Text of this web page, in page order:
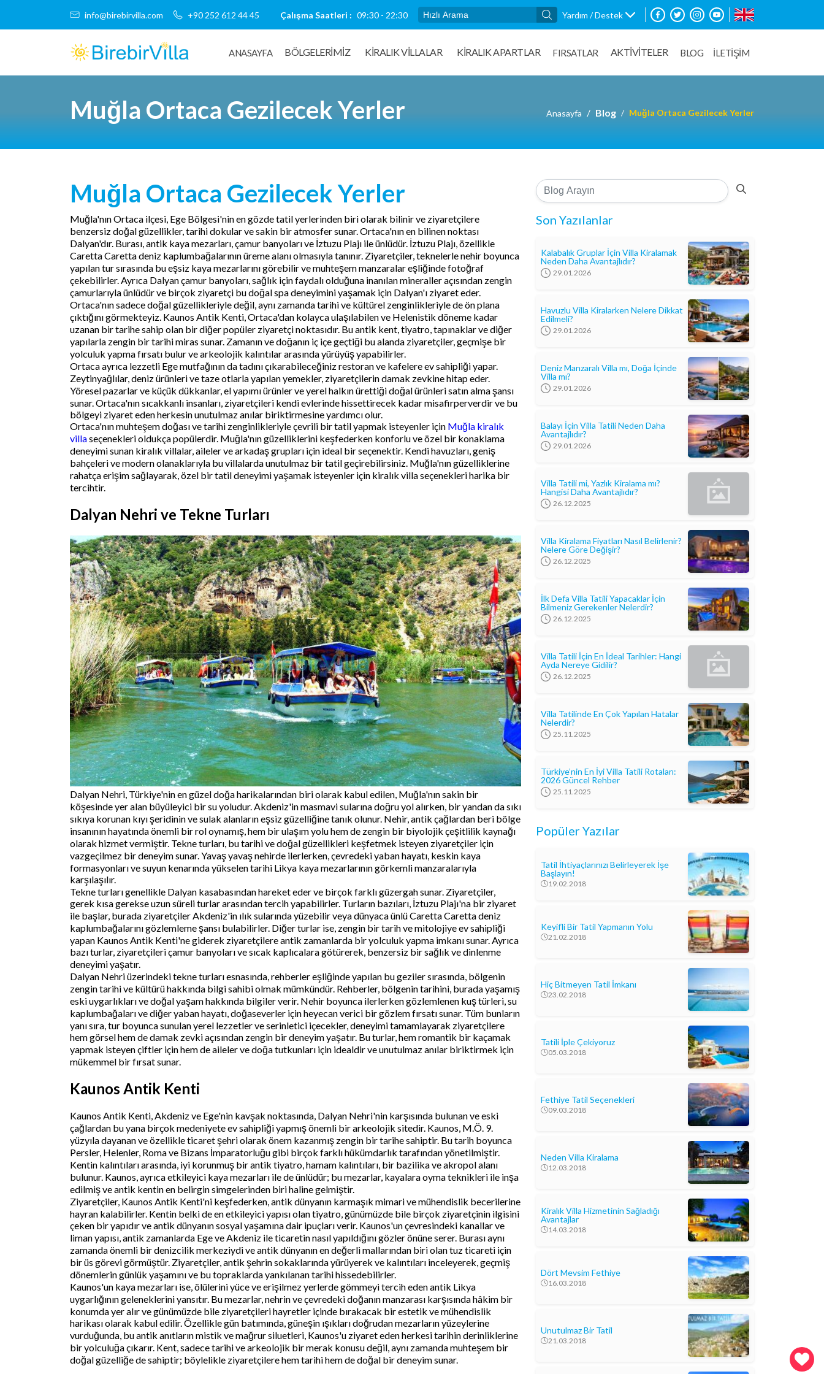
info@birebirvilla.com +90 252 612 44 45 Çalışma Saatleri : 09:30 - 22:30 Yardım / Destek
ANASAYFA BÖLGELERİMİZ KIRALIK VILLALAR KİRALIK APARTLAR FIRSATLAR AKTİVİTELER BLOG İLETİŞİM
Muğla Ortaca Gezilecek Yerler Anasayfa Blog Muğla Ortaca Gezilecek Yerler
Muğla Ortaca Gezilecek Yerler
Muğla'nın Ortaca ilçesi, Ege Bölgesi'nin en gözde tatil yerlerinden biri olarak bilinir ve ziyaretçilere
benzersiz doğal güzellikler, tarihi dokular ve sakin bir atmosfer sunar. Ortaca'nın en bilinen noktası
Dalyan'dır. Burası, antik kaya mezarları, çamur banyoları ve İztuzu Plajı ile ünlüdür. İztuzu Plajı, özellikle
Caretta Caretta deniz kaplumbağalarının üreme alanı olmasıyla tanınır. Ziyaretçiler, teknelerle nehir boyunca
yapılan tur sırasında bu eşsiz kaya mezarlarını görebilir ve muhteşem manzaralar eşliğinde fotoğraf
çekebilirler. Ayrıca Dalyan çamur banyoları, sağlık için faydalı olduğuna inanılan mineraller açısından zengin
çamurlarıyla ünlüdür ve birçok ziyaretçi bu doğal spa deneyimini yaşamak için Dalyan'ı ziyaret eder.
Ortaca'nın sadece doğal güzellikleriyle değil, aynı zamanda tarihi ve kültürel zenginlikleriyle de ön plana
çıktığını görmekteyiz. Kaunos Antik Kenti, Ortaca'dan kolayca ulaşılabilen ve Helenistik döneme kadar
uzanan bir tarihe sahip olan bir diğer popüler ziyaretçi noktasıdır. Bu antik kent, tiyatro, tapınaklar ve diğer
yapılarla zengin bir tarihi miras sunar. Zamanın ve doğanın iç içe geçtiği bu alanda ziyaretçiler, geçmişe bir
yolculuk yapma fırsatı bulur ve arkeolojik kalıntılar arasında yürüyüş yapabilirler.
Ortaca ayrıca lezzetli Ege mutfağının da tadını çıkarabileceğiniz restoran ve kafelere ev sahipliği yapar.
Zeytinyağlılar, deniz ürünleri ve taze otlarla yapılan yemekler, ziyaretçilerin damak zevkine hitap eder.
Yöresel pazarlar ve küçük dükkanlar, el yapımı ürünler ve yerel halkın ürettiği doğal ürünleri satın alma şansı
sunar. Ortaca'nın sıcakkanlı insanları, ziyaretçileri kendi evlerinde hissettirecek kadar misafirperverdir ve bu
bölgeyi ziyaret eden herkesin unutulmaz anılar biriktirmesine yardımcı olur.
Ortaca'nın muhteşem doğası ve tarihi zenginlikleriyle çevrili bir tatil yapmak isteyenler için Muğla kiralık
villaseçenekleri oldukça popülerdir. Muğla'nın güzelliklerini keşfederken konforlu ve özel bir konaklama
deneyimi sunan kiralık villalar, aileler ve arkadaş grupları için ideal bir seçenektir. Kendi havuzları, geniş
bahçeleri ve modern olanaklarıyla bu villalarda unutulmaz bir tatil geçirebilirsiniz. Muğla'nın güzelliklerine
rahatça erişim sağlayarak, özel bir tatil deneyimi yaşamak isteyenler için kiralık villa seçenekleri harika bir
tercihtir.
Dalyan Nehri ve Tekne Turları
Dalyan Nehri, Türkiye'nin en güzel doğa harikalarından biri olarak kabul edilen, Muğla'nın sakin bir
köşesinde yer alan büyüleyici bir su yoludur. Akdeniz'in masmavi sularına doğru yol alırken, bir yandan da sıkı
sıkıya korunan kıyı şeridinin ve sulak alanların eşsiz güzelliğine tanık olunur. Nehir, antik çağlardan beri bölge
insanının hayatında önemli bir rol oynamış, hem bir ulaşım yolu hem de zengin bir biyolojik çeşitlilik kaynağı
olarak hizmet vermiştir. Tekne turları, bu tarihi ve doğal güzellikleri keşfetmek isteyen ziyaretçiler için
vazgeçilmez bir deneyim sunar. Yavaş yavaş nehirde ilerlerken, çevredeki yaban hayatı, keskin kaya
formasyonları ve suyun kenarında yükselen tarihi Likya kaya mezarlarının görkemli manzaralarıyla
karşılaşılır.
Tekne turları genellikle Dalyan kasabasından hareket eder ve birçok farklı güzergah sunar. Ziyaretçiler,
gerek kısa gerekse uzun süreli turlar arasından tercih yapabilirler. Turların bazıları, İztuzu Plajı'na bir ziyaret
ile başlar, burada ziyaretçiler Akdeniz'in ılık sularında yüzebilir veya dünyaca ünlü Caretta Caretta deniz
kaplumbağalarını gözlemleme şansı bulabilirler. Diğer turlar ise, zengin bir tarih ve mitolojiye ev sahipliği
yapan Kaunos Antik Kenti'ne giderek ziyaretçilere antik zamanlarda bir yolculuk yapma imkanı sunar. Ayrıca
bazı turlar, ziyaretçileri çamur banyoları ve sıcak kaplıcalara götürerek, benzersiz bir sağlık ve dinlenme
deneyimi yaşatır.
Dalyan Nehri üzerindeki tekne turları esnasında, rehberler eşliğinde yapılan bu geziler sırasında, bölgenin
zengin tarihi ve kültürü hakkında bilgi sahibi olmak mümkündür. Rehberler, bölgenin tarihini, burada yaşamış
eski uygarlıkları ve doğal yaşam hakkında bilgiler verir. Nehir boyunca ilerlerken gözlemlenen kuş türleri, su
kaplumbağaları ve diğer yaban hayatı, doğaseverler için heyecan verici bir gözlem fırsatı sunar. Tüm bunların
yanı sıra, tur boyunca sunulan yerel lezzetler ve serinletici içecekler, deneyimi tamamlayarak ziyaretçilere
hem görsel hem de damak zevki açısından zengin bir deneyim yaşatır. Bu turlar, hem romantik bir kaçamak
yapmak isteyen çiftler için hem de aileler ve doğa tutkunları için idealdir ve unutulmaz anılar biriktirmek için
mükemmel bir fırsat sunar.
Kaunos Antik Kenti
Kaunos Antik Kenti, Akdeniz ve Ege'nin kavşak noktasında, Dalyan Nehri'nin karşısında bulunan ve eski
çağlardan bu yana birçok medeniyete ev sahipliği yapmış önemli bir arkeolojik sitedir. Kaunos, M.Ö. 9.
yüzyıla dayanan ve özellikle ticaret şehri olarak önem kazanmış zengin bir tarihe sahiptir. Bu tarih boyunca
Persler, Helenler, Roma ve Bizans İmparatorluğu gibi birçok farklı hükümdarlık tarafından yönetilmiştir.
Kentin kalıntıları arasında, iyi korunmuş bir antik tiyatro, hamam kalıntıları, bir bazilika ve akropol alanı
bulunur. Kaunos, ayrıca etkileyici kaya mezarları ile de ünlüdür; bu mezarlar, kayalara oyma teknikleri ile inşa
edilmiş ve antik kentin en belirgin simgelerinden biri haline gelmiştir.
Ziyaretçiler, Kaunos Antik Kenti'ni keşfederken, antik dünyanın karmaşık mimari ve mühendislik becerilerine
hayran kalabilirler. Kentin belki de en etkileyici yapısı olan tiyatro, günümüzde bile birçok ziyaretçinin ilgisini
çeken bir yapıdır ve antik dünyanın sosyal yaşamına dair ipuçları verir. Kaunos'un çevresindeki kanallar ve
liman yapısı, antik zamanlarda Ege ve Akdeniz ile ticaretin nasıl yapıldığını gözler önüne serer. Burası aynı
zamanda önemli bir denizcilik merkeziydi ve antik dünyanın en değerli mallarından biri olan tuz ticareti için
bir üs görevi görmüştür. Ziyaretçiler, antik şehrin sokaklarında yürüyerek ve kalıntıları inceleyerek, geçmiş
dönemlerin günlük yaşamını ve bu topraklarda yankılanan tarihi hissedebilirler.
Kaunos'un kaya mezarları ise, ölülerini yüce ve erişilmez yerlerde gömmeyi tercih eden antik Likya
uygarlığının geleneklerini yansıtır. Bu mezarlar, nehrin ve çevredeki doğanın manzarası karşısında hâkim bir
konumda yer alır ve günümüzde bile ziyaretçileri hayretler içinde bırakacak bir estetik ve mühendislik
harikası olarak kabul edilir. Özellikle gün batımında, güneşin ışıkları doğrudan mezarların yüzeylerine
vurduğunda, bu antik anıtların mistik ve mağrur siluetleri, Kaunos'u ziyaret eden herkesi tarihin derinliklerine
bir yolculuğa çıkarır. Kent, sadece tarihi ve arkeolojik bir merak konusu değil, aynı zamanda muhteşem bir
doğal güzelliğe de sahiptir; böylelikle ziyaretçilere hem tarihi hem de doğal bir deneyim sunar.
Son Yazılanlar
Kalabalık Gruplar İçin Villa Kiralamak
Neden Daha Avantajlıdır?
29.01.2026
Havuzlu Villa Kiralarken Nelere Dikkat
Edilmeli?
29.01.2026
Deniz Manzaralı Villa mı, Doğa İçinde
Villa mı?
29.01.2026
Balayı İçin Villa Tatili Neden Daha
Avantajlıdır?
29.01.2026
Villa Tatili mi, Yazlık Kiralama mı?
Hangisi Daha Avantajlıdır?
26.12.2025
Villa Kiralama Fiyatları Nasıl Belirlenir?
Nelere Göre Değişir?
26.12.2025
İlk Defa Villa Tatili Yapacaklar İçin
Bilmeniz Gerekenler Nelerdir?
26.12.2025
Villa Tatili İçin En İdeal Tarihler: Hangi
Ayda Nereye Gidilir?
26.12.2025
Villa Tatilinde En Çok Yapılan Hatalar
Nelerdir?
25.11.2025
Türkiye’nin En İyi Villa Tatili Rotaları:
2026 Güncel Rehber
25.11.2025
Popüler Yazılar
Tatil İhtiyaçlarınızı Belirleyerek İşe
Başlayın!
19.02.2018
Keyifli Bir Tatil Yapmanın Yolu
21.02.2018
Hiç Bitmeyen Tatil İmkanı
23.02.2018
Tatili İple Çekiyoruz
05.03.2018
Fethiye Tatil Seçenekleri
09.03.2018
Neden Villa Kiralama
12.03.2018
Kiralık Villa Hizmetinin Sağladığı
Avantajlar
14.03.2018
Dört Mevsim Fethiye
16.03.2018
Unutulmaz Bir Tatil
21.03.2018